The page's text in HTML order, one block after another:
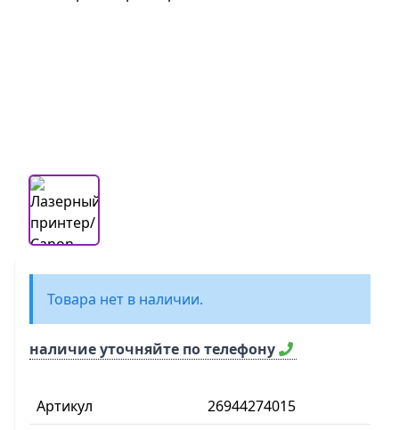
Артикул
26944274015
Товара нет в наличии.
наличие уточняйте по телефону